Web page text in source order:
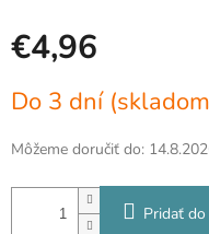
€4,96
cena:
Do 3 dní
Môžeme doručiť do:
Pridať